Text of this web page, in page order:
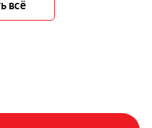
всё